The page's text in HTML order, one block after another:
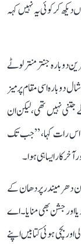
دیکھ کر کوئی یہ نہیں کہہ
دوبارہ جنتر منتر لوٹے
دوبارہ اسی مقام پر میز
جتنی نہیں تھی، لیکن ان
اس رات کہا، ’’جب تک
ایسا ہی ہوا۔
درمیان دھرمیندر پردھان کے
اور جشن بھی منایا۔ اے
بچی ہوئی کتابیں اپنے